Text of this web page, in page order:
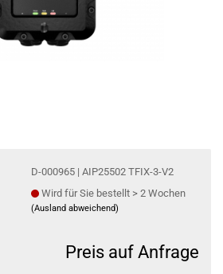
D-000965 | AIP25502 TFIX-3-V2
Wird für Sie bestellt > 2 Wochen
(Ausland abweichend)
Preis auf Anfrage